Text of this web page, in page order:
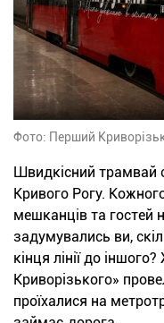
Фото: Перший
Швидкісний трамвай
Кривого Рогу.
мешканців та гостей
задумувались ви,
кінця лінії до
Криворізького»
проїхалися на